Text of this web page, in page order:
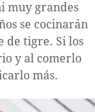
muy grandes
se cocinarán
de tigre. Si los
y al comerlo
más.